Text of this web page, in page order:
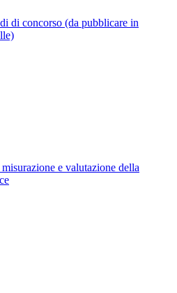
di concorso (da pubblicare in
e valutazione della